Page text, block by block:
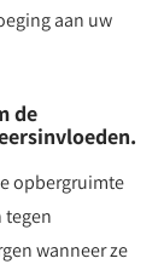
aan uw
de
opbergruimte
tegen
wanneer ze